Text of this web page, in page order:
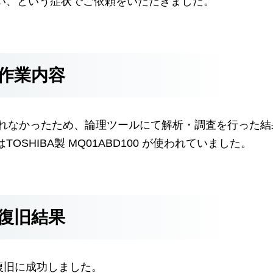
業内容
なかったため、論理ツールにて解析・調査を行った
製 MQ01ABD100 が使われていました。
旧結果
に成功しました。